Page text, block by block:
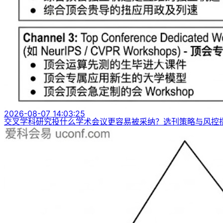
2026-08-07 14:03:25
交叉学科研究投什么学术会议更容易被采纳？选刊策略与风控